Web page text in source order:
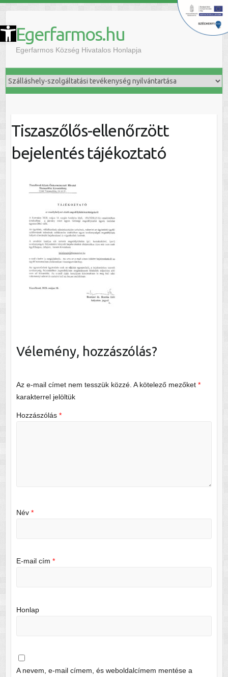
Eszköztár megnyitása Egerfarmos.hu
Egerfarmos Község Hivatalos Honlapja
Tiszaszőlős-ellenőrzött
bejelentés tájékoztató
Vélemény, hozzászólás?
Az e-mail címet nem tesszük közzé. A kötelező mezőket *
karakterrel jelöltük
Hozzászólás *
Név *
E-mail cím *
Honlap
A nevem, e-mail címem, és weboldalcímem mentése a